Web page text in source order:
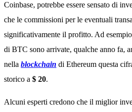
Coinbase, potrebbe essere sensato di
che le commissioni per le eventuali
significativamente il profitto. Ad
di BTC sono arrivate, qualche anno fa,
nella blockchain di Ethereum questa
storico a $ 20.
Alcuni esperti credono che il miglior